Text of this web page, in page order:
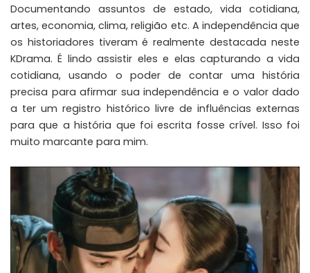
Documentando assuntos de estado, vida cotidiana,
artes, economia, clima, religião etc. A independência que
os historiadores tiveram é realmente destacada neste
KDrama. É lindo assistir eles e elas capturando a vida
cotidiana, usando o poder de contar uma história
precisa para afirmar sua independência e o valor dado
a ter um registro histórico livre de influências externas
para que a história que foi escrita fosse crível. Isso foi
muito marcante para mim.